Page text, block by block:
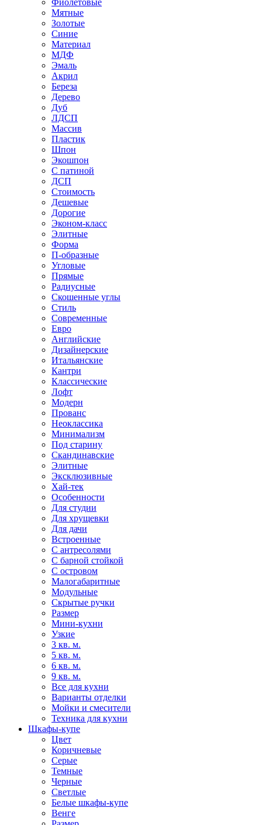
Фиолетовые
Мятные
Золотые
Синие
Материал
МДФ
Эмаль
Акрил
Береза
Дерево
Дуб
ЛДСП
Массив
Пластик
Шпон
Экошпон
С патиной
ДСП
Стоимость
Дешевые
Дорогие
Эконом-класс
Элитные
Форма
П-образные
Угловые
Прямые
Радиусные
Скошенные углы
Стиль
Современные
Евро
Английские
Дизайнерские
Итальянские
Кантри
Классические
Лофт
Модерн
Прованс
Неоклассика
Минимализм
Под старину
Скандинавские
Элитные
Эксклюзивные
Хай-тек
Особенности
Для студии
Для хрущевки
Для дачи
Встроенные
С антресолями
С барной стойкой
С островом
Малогабаритные
Модульные
Скрытые ручки
Размер
Мини-кухни
Узкие
3 кв. м.
5 кв. м.
6 кв. м.
9 кв. м.
Все для кухни
Варианты отделки
Мойки и смесители
Техника для кухни
Шкафы-купе
Цвет
Коричневые
Серые
Темные
Черные
Светлые
Белые шкафы-купе
Венге